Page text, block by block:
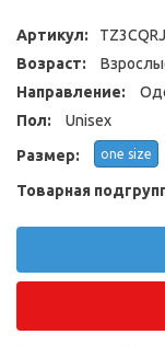
Артикул:
Возраст:
Направление:
Пол:
Unisex
Размер:
one size
Товарная